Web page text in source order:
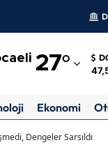
27°
Ekonomi
Dengeler Sarsıldı